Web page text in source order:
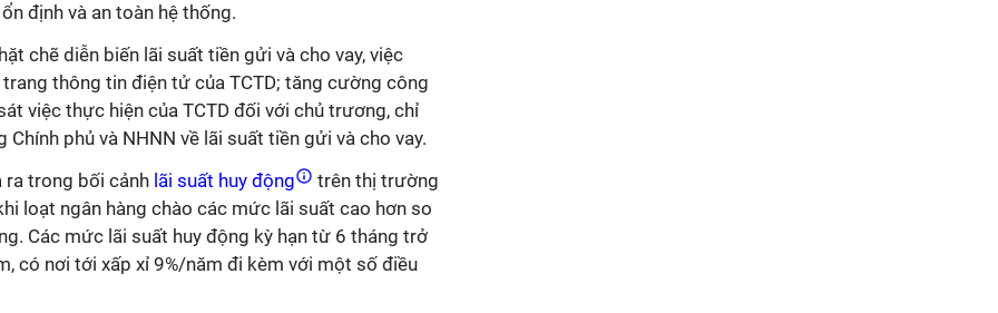
định và an toàn hệ thống.
chẽ diễn biến lãi suất tiền gửi và cho vay, việc
trang thông tin điện tử của TCTD; tăng cường công
việc thực hiện của TCTD đối với chủ trương, chỉ
Chính phủ và NHNN về lãi suất tiền gửi và cho vay.
ra trong bối cảnh lãi suất huy động
trên thị trường
loạt ngân hàng chào các mức lãi suất cao hơn so
Các mức lãi suất huy động kỳ hạn từ 6 tháng trở
có nơi tới xấp xỉ 9%/năm đi kèm với một số điều